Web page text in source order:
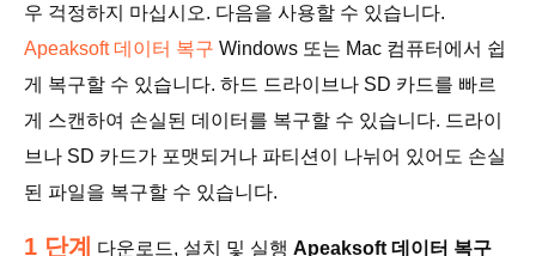
우 걱정하지 마십시오. 다음을 사용할 수 있습니다.
Apeaksoft 데이터 복구 Windows 또는 Mac 컴퓨터에서 쉽
게 복구할 수 있습니다. 하드 드라이브나 SD 카드를 빠르
게 스캔하여 손실된 데이터를 복구할 수 있습니다. 드라이
브나 SD 카드가 포맷되거나 파티션이 나뉘어 있어도 손실
된 파일을 복구할 수 있습니다.
1 단계 다운로드, 설치 및 실행 Apeaksoft 데이터 복구